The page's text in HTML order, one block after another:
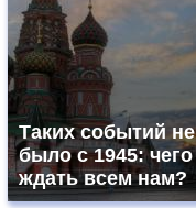
Таких событий не
было с 1945: чего
ждать всем нам?